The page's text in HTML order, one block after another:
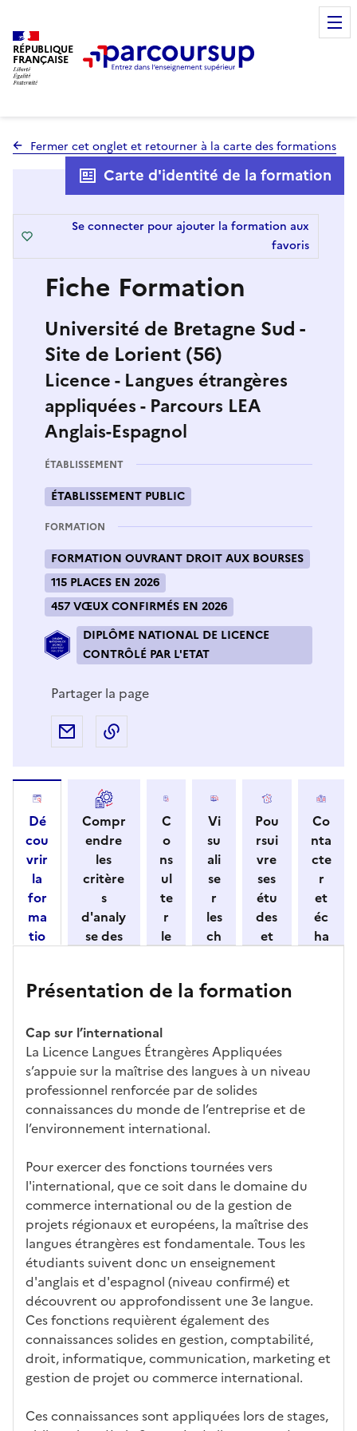
RÉPUBLIQUE
FRANÇAISE
Fermer cet onglet et retourner à la carte des formations
Fiche Formation
Université de Bretagne Sud -
Site de Lorient (56)
Licence - Langues étrangères
appliquées - Parcours LEA
Anglais-Espagnol
Carte d'identité de la formation
Se connecter pour ajouter la formation aux
favoris
ÉTABLISSEMENT
ÉTABLISSEMENT PUBLIC
FORMATION
FORMATION OUVRANT DROIT AUX BOURSES
115 PLACES EN 2026
457 VŒUX CONFIRMÉS EN 2026
DIPLÔME NATIONAL DE LICENCE
CONTRÔLÉ PAR L'ETAT
Partager la page
Partager par e-mail
Dé
cou
vrir
la
for
ma
tio
ses
act
éris
tiq
ues
Compr
endre
les
critère
s
d'analy
se des
par
ssemen
t
C
o
ns
ul
te
r
le
o
ali
té
s
d
e
c
n
di
d
at
ur
e
Vi
su
ali
se
r
les
ch
s
cè
s à
la
fo
rm
on
Pou
rsui
vre
ses
étu
des
et
re
bo
uch
Co
nta
cte
r
et
éc
ha
Présentation de la formation
Cap sur l’international
La Licence Langues Étrangères Appliquées
s’appuie sur la maîtrise des langues à un niveau
professionnel renforcée par de solides
connaissances du monde de l’entreprise et de
l’environnement international.
Pour exercer des fonctions tournées vers
l'international, que ce soit dans le domaine du
commerce international ou de la gestion de
projets régionaux et européens, la maîtrise des
langues étrangères est fondamentale. Tous les
étudiants suivent donc un enseignement
d'anglais et d'espagnol (niveau confirmé) et
découvrent ou approfondissent une 3e langue.
Ces fonctions requièrent également des
connaissances solides en gestion, comptabilité,
droit, informatique, communication, marketing et
gestion de projet ou commerce international.
Ces connaissances sont appliquées lors de stages,